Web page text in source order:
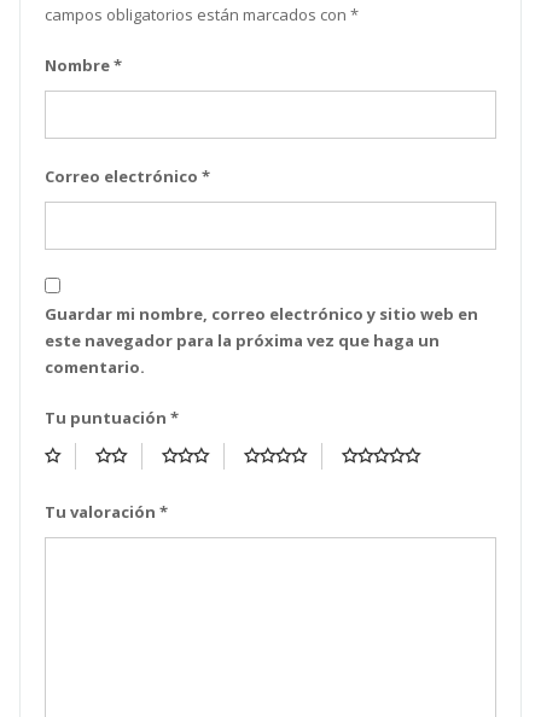
campos obligatorios están marcados con *
Nombre*
Correo electrónico *
Guardar mi nombre, correo electrónico y sitio web en
este navegador para la próxima vez que haga un
comentario.
Tu puntuación *
Tu valoración *